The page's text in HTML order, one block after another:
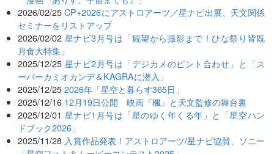
2026/02/25 CP+2026にアストロアーツ／星ナビ出展、天文関係
セミナーをリストアップ
2026/02/02 星ナビ3月号は「観望から撮影まで！ひな祭り皆既
月食大特集」
2025/12/25 星ナビ2月号は「デジカメのピント合わせ」と「ス
ーパーカミオカンデ＆KAGRAに潜入」
2025/12/25 2026年「星空と暮らす365日」
2025/12/16 12月19日公開 映画『楓』と天文監修の舞台裏
2025/12/01 星ナビ1月号は「星のゆく年くる年」と「星空ハン
ドブック2026」
2025/11/28 入賞作品発表！アストロアーツ/星ナビ協賛、ソニー